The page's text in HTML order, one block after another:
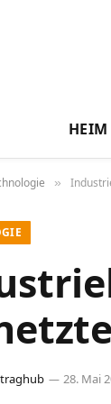
HEIM
»
28. Mai